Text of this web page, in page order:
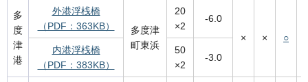
多
度
津
港
外港浮桟橋
（PDF：363KB）
多度津
町東浜
20
×2
-6.0
×
× ○
内港浮桟橋
（PDF：383KB）
50
×2
-3.0